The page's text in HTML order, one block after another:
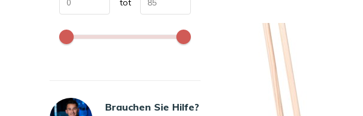
tot
Brauchen Sie Hilfe?